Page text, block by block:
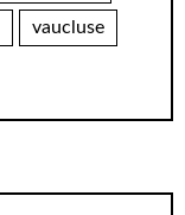
vaucluse